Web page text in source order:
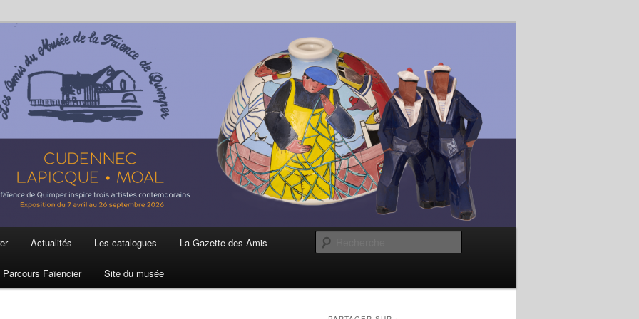
et de la Faïence de Quimper
Actualités Les catalogues La Gazette des Amis
Parcours Faïencier Site du musée